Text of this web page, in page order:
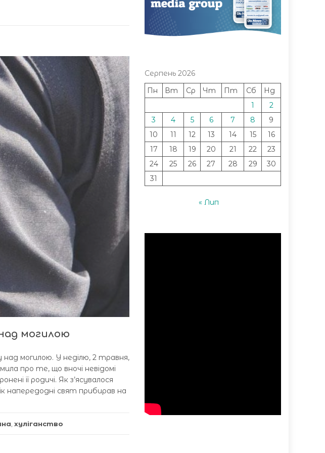
могилою
над могилою. У неділю, 2 травня,
про те, що вночі невідомі
її родичі. Як з’ясувалося
напередодні свят прибирав на
хуліганство
Серпень 2026
Пн
Вт Ср Чт Пт Сб
Нд
1
2
3
4 5 6 7 8
9
10
11 12 13 14 15
16
17
18 19 20 21 22
23
24
25 26 27 28 29
30
31
« Лип